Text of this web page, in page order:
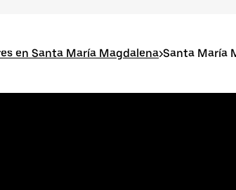
en Santa María Magdalena>Santa María